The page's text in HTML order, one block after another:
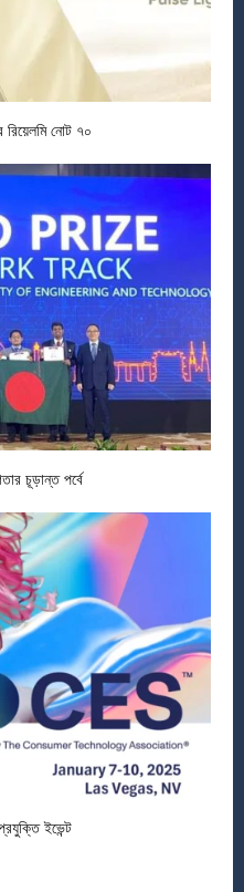
রিয়েলমি নোট ৭০
চূড়ান্ত পর্বে
ইভেন্ট